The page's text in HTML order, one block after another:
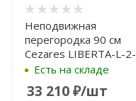
Неподвижная
перегородка 90 см
Cezares LIBERTA-L-2-
90-GR-Cr графитовое
Есть на складе
33 210₽/шт